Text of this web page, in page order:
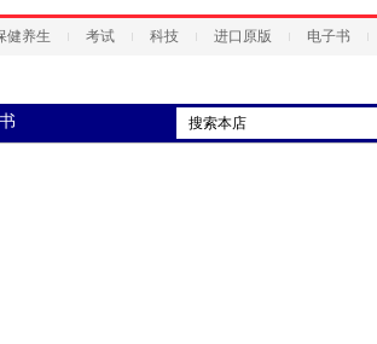
健养生 考试 科技 进口原版 电子书